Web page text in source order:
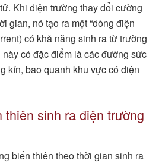
Khi điện trường thay đổi cường
gian, nó tạo ra một “dòng điện
có khả năng sinh ra từ trường
có đặc điểm là các đường sức
kín, bao quanh khu vực có điện
thiên sinh ra điện trường
biến thiên theo thời gian sinh ra